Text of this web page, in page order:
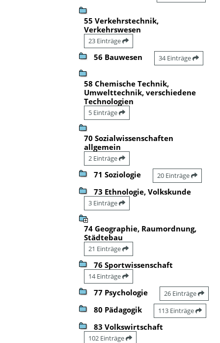
55 Verkehrstechnik,
Verkehrswesen
23 Einträge
56 Bauwesen 34 Einträge
58 Chemische Technik,
Umwelttechnik, verschiedene
Technologien
5 Einträge
70 Sozialwissenschaften
allgemein
2 Einträge
71 Soziologie 20 Einträge
73 Ethnologie, Volkskunde
3 Einträge
74 Geographie, Raumordnung,
Städtebau
21 Einträge
76 Sportwissenschaft
14 Einträge
77 Psychologie 26 Einträge
80 Pädagogik 113 Einträge
83 Volkswirtschaft
102 Einträge